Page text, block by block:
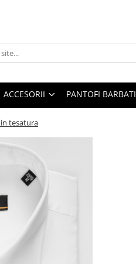
ACCESORII PANTOFI BARBATI
tesatura